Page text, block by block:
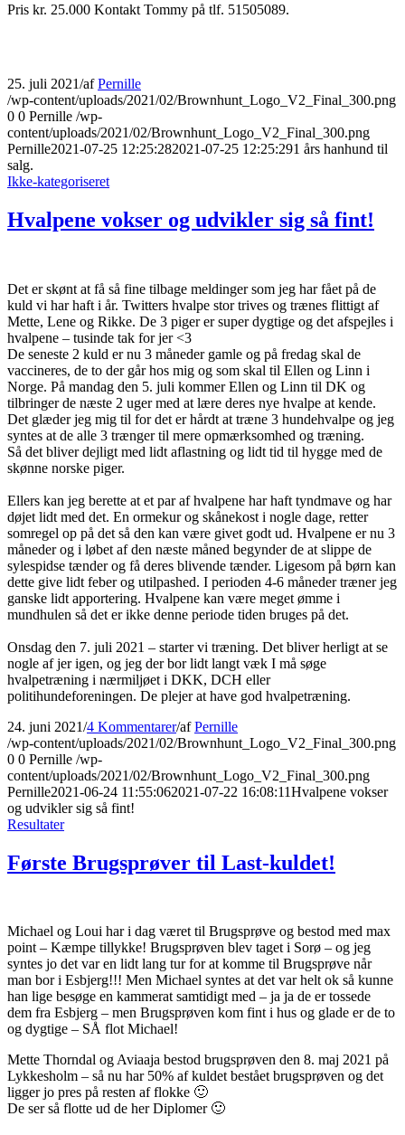
Pris kr. 25.000 Kontakt Tommy på tlf. 51505089.
25. juli 2021/afPernille
/wp-content/uploads/2021/02/Brownhunt_Logo_V2_Final_300.png
0 0 Pernille /wp-
content/uploads/2021/02/Brownhunt_Logo_V2_Final_300.png
Pernille2021-07-25 12:25:282021-07-25 12:25:291 års hanhund til
salg.
Ikke-kategoriseret
Hvalpene vokser og udvikler sig så fint!
Det er skønt at få så fine tilbage meldinger som jeg har fået på de
kuld vi har haft i år. Twitters hvalpe stor trives og trænes flittigt af
Mette, Lene og Rikke. De 3 piger er super dygtige og det afspejles i
hvalpene – tusinde tak for jer <3
De seneste 2 kuld er nu 3 måneder gamle og på fredag skal de
vaccineres, de to der går hos mig og som skal til Ellen og Linn i
Norge. På mandag den 5. juli kommer Ellen og Linn til DK og
tilbringer de næste 2 uger med at lære deres nye hvalpe at kende.
Det glæder jeg mig til for det er hårdt at træne 3 hundehvalpe og jeg
syntes at de alle 3 trænger til mere opmærksomhed og træning.
Så det bliver dejligt med lidt aflastning og lidt tid til hygge med de
skønne norske piger.
Ellers kan jeg berette at et par af hvalpene har haft tyndmave og har
døjet lidt med det. En ormekur og skånekost i nogle dage, retter
somregel op på det så den kan være givet godt ud. Hvalpene er nu 3
måneder og i løbet af den næste måned begynder de at slippe de
sylespidse tænder og få deres blivende tænder. Ligesom på børn kan
dette give lidt feber og utilpashed. I perioden 4-6 måneder træner jeg
ganske lidt apportering. Hvalpene kan være meget ømme i
mundhulen så det er ikke denne periode tiden bruges på det.
Onsdag den 7. juli 2021 – starter vi træning. Det bliver herligt at se
nogle af jer igen, og jeg der bor lidt langt væk I må søge
hvalpetræning i nærmiljøet i DKK, DCH eller
politihundeforeningen. De plejer at have god hvalpetræning.
24. juni 2021/4 Kommentarer/afPernille
/wp-content/uploads/2021/02/Brownhunt_Logo_V2_Final_300.png
0 0 Pernille /wp-
content/uploads/2021/02/Brownhunt_Logo_V2_Final_300.png
Pernille2021-06-24 11:55:062021-07-22 16:08:11Hvalpene vokser
og udvikler sig så fint!
Resultater
Første Brugsprøver til Last-kuldet!
Michael og Loui har i dag været til Brugsprøve og bestod med max
point – Kæmpe tillykke! Brugsprøven blev taget i Sorø – og jeg
syntes jo det var en lidt lang tur for at komme til Brugsprøve når
man bor i Esbjerg!!! Men Michael syntes at det var helt ok så kunne
han lige besøge en kammerat samtidigt med – ja ja de er tossede
dem fra Esbjerg – men Brugsprøven kom fint i hus og glade er de to
og dygtige – SÅ flot Michael!
Mette Thorndal og Aviaaja bestod brugsprøven den 8. maj 2021 på
Lykkesholm – så nu har 50% af kuldet bestået brugsprøven og det
ligger jo pres på resten af flokke 🙂
De ser så flotte ud de her Diplomer 🙂